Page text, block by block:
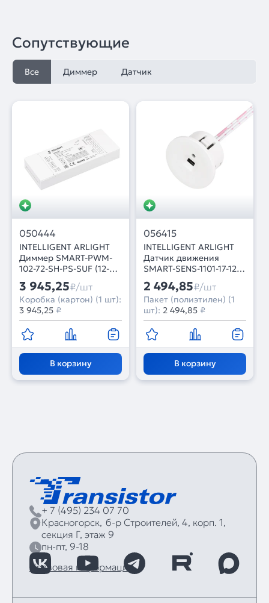
Сопутствующие
Все Диммер Датчик
050444
INTELLIGENT ARLIGHT
Диммер SMART-PWM-
102-72-SH-PS-SUF (12-
48V, 2x7A, 2.4G) (IARL,
Контроллер)
3 945,25₽/шт
Коробка (картон) (1 шт):
3 945,25 ₽
В корзину
056415
INTELLIGENT ARLIGHT
Датчик движения
SMART-SENS-1101-17-12-
IN White (12-24V, 1x1.5A,
Switch) (IARL, IP20
Пластик, 5 лет)
2 494,85₽/шт
Пакет (полиэтилен) (1
шт): 2 494,85 ₽
В корзину
+ 7 (495) 234 07 70
Красногорск, б‑р Строителей, 4, корп. 1,
секция Г, этаж 9
пн-пт, 9-18
Правовая информация